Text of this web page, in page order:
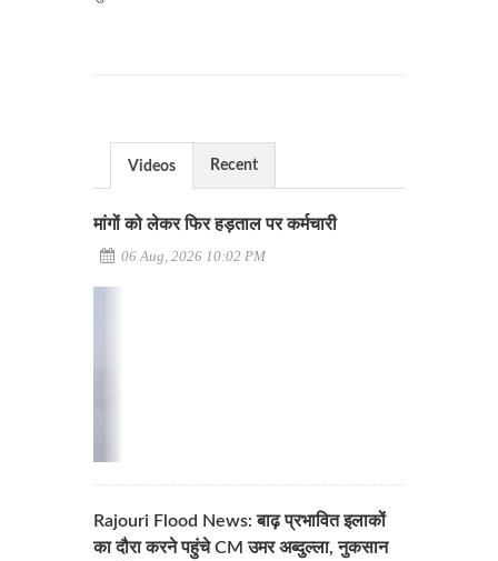
Videos Recent
मांगों को लेकर फिर हड़ताल पर कर्मचारी
06 Aug, 2026 10:02 PM
Rajouri Flood News: बाढ़ प्रभावित इलाकों
का दौरा करने पहुंचे CM उमर अब्दुल्ला, नुकसान